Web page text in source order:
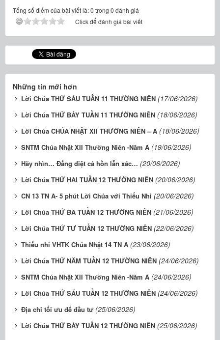
Tổng số điểm của bài viết là: 0 trong 0 đánh giá
Click để đánh giá bài viết
Những tin mới hơn
Lời Chúa THỨ SÁU TUẦN 11 THƯỜNG NIÊN (17/06/2026)
Lời Chúa THỨ BẢY TUẦN 11 THƯỜNG NIÊN (18/06/2026)
Lời Chúa CHÚA NHẬT XII THƯỜNG NIÊN – A (18/06/2026)
SNTM Chúa Nhật XII Thường Niên -Năm A (19/06/2026)
Hãy nhìn… Đấng diệt cả hồn lẫn xác… (20/06/2026)
Lời Chúa THỨ HAI TUẦN 12 THƯỜNG NIÊN (20/06/2026)
CN 13 TN A- 5 phút Lời Chúa với Thiếu Nhi (20/06/2026)
Lời Chúa THỨ BA TUẦN 12 THƯỜNG NIÊN (21/06/2026)
Lời Chúa THỨ TƯ TUẦN 12 THƯỜNG NIÊN (22/06/2026)
Thiếu nhi VHTK Chúa Nhật 14 TN A (23/06/2026)
Lời Chúa THỨ NĂM TUẦN 12 THƯỜNG NIÊN (24/06/2026)
SNTM Chúa Nhật XII Thường Niên -Năm A (24/06/2026)
Lời Chúa THỨ SÁU TUẦN 12 THƯỜNG NIÊN (24/06/2026)
Địa chỉ tối ưu để đầu tư (25/06/2026)
Lời Chúa THỨ BẢY TUẦN 12 THƯỜNG NIÊN (25/06/2026)